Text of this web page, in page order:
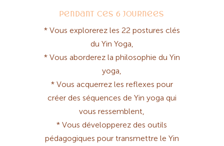
Pendant ces 6 journées
* Vous explorerez les 22 postures clés
du Yin Yoga,
* Vous aborderez la philosophie du Yin
yoga,
* Vous acquerrez les reflexes pour
créer des séquences de Yin yoga qui
vous ressemblent,
* Vous développerez des outils
pédagogiques pour transmettre le Yin